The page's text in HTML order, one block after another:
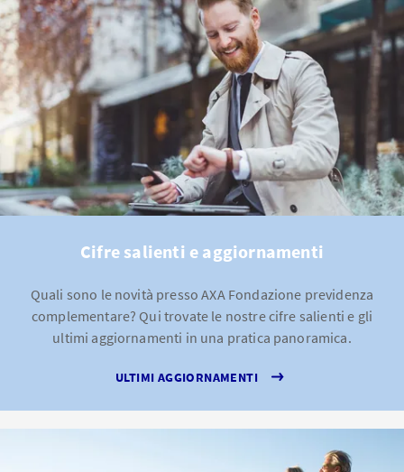
Cifre salienti e aggiornamenti
Quali sono le novità presso AXA Fondazione previdenza
complementare? Qui trovate le nostre cifre salienti e gli
ultimi aggiornamenti in una pratica panoramica.
ULTIMI AGGIORNAMENTI